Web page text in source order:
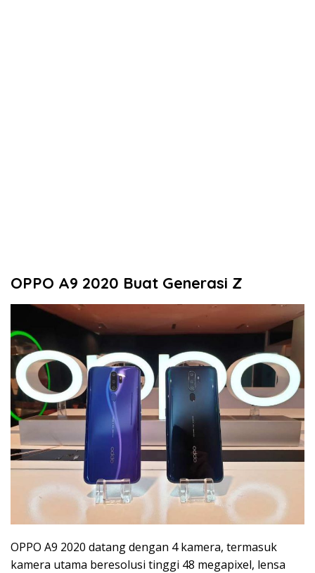
OPPO A9 2020 Buat Generasi Z
OPPO A9 2020 datang dengan 4 kamera, termasuk
kamera utama beresolusi tinggi 48 megapixel, lensa